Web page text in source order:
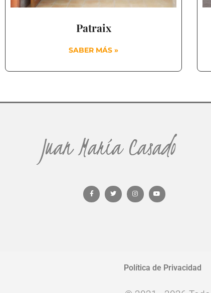
Patraix
SABER MÁS »
Juan María Casado
Política de Privacidad